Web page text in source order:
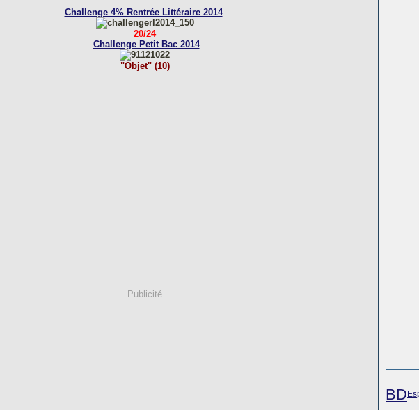
Challenge 4% Rentrée Littéraire 2014
20/24
Challenge Petit Bac 2014
"Objet" (10)
Publicité
BD